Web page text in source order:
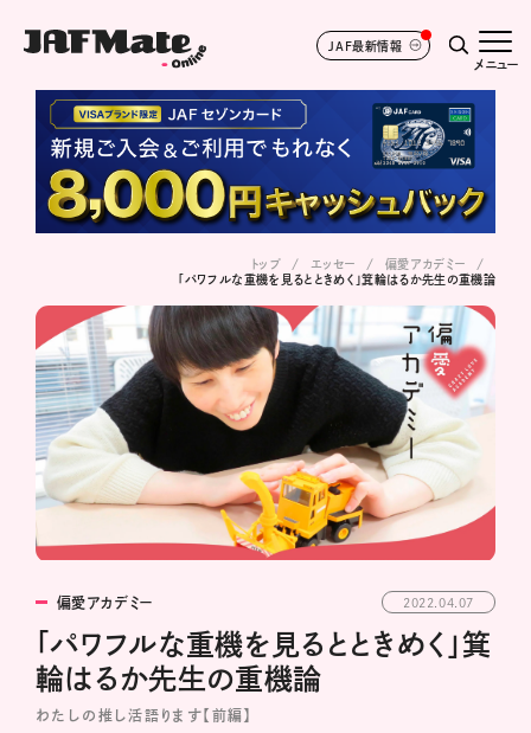
JAF最新情報
メニュー
トップ エッセー
偏愛アカデミー
「パワフルな重機を見るとときめく」箕輪はるか先生の重機論
偏愛アカデミー 2022.04.07
「パワフルな重機を見るとときめく」箕
輪はるか先生の重機論
わたしの推し活語ります【前編】